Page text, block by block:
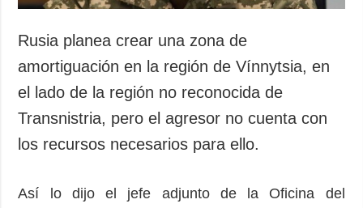
Desastres y
ADICIONAL
Podcasts
Publicaciones
Entrevistas
Video
SERVICIOS
Suscripción
Banco de
imágenes
Rusia planea crear una zona de
amortiguación en la región de Vínnytsia, en
el lado de la región no reconocida de
Transnistria, pero el agresor no cuenta con
los recursos necesarios para ello.
Así lo dijo el jefe adjunto de la Oficina del